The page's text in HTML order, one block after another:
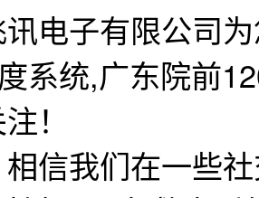
电子有限公司
系统,广东院前
！
信我们在一些